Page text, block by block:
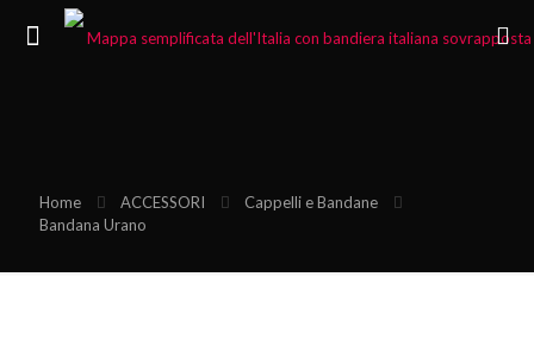
Home ACCESSORI
Cappelli e Bandane
Bandana Urano